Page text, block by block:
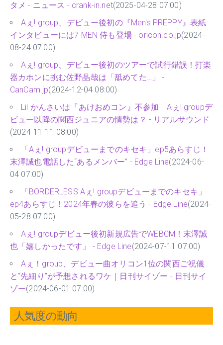
タメ - ニュース - crank-in.net(2025-04-28 07:00)
Aぇ! group、デビュー後初の『Men's PREPPY』表紙
インタビューには7 MEN 侍も登場 - oricon.co.jp(2024-
08-24 07:00)
Aぇ! group、デビュー後初のツアーで試⾏錯誤！打楽
器カホンに挑む佐野晶哉は「舐めてた…」 -
CanCam.jp(2024-12-04 08:00)
Lil かんさいは『あけおめコン』不参加 Aぇ! groupデ
ビュー以降の関西ジュニアの情勢は？ - リアルサウンド
(2024-11-11 08:00)
「Aぇ! groupデビューまでのキセキ」ep5あらすじ！
末澤誠也電話した“あるメンバー” - Edge Line(2024-06-
04 07:00)
「BORDERLESS Aぇ! groupデビューまでのキセキ」
ep4あらすじ！2024年春の彼らを追う - Edge Line(2024-
05-28 07:00)
Aぇ! groupデビュー後初新規広告でWEBCM！末澤誠
也「嬉しかったです」 - Edge Line(2024-07-11 07:00)
Aぇ！group、デビュー曲オリコン1位の関西ご祝儀
と“先細り”が予想されるワケ｜日刊サイゾー - 日刊サイ
ゾー(2024-06-01 07:00)
人気度の動向